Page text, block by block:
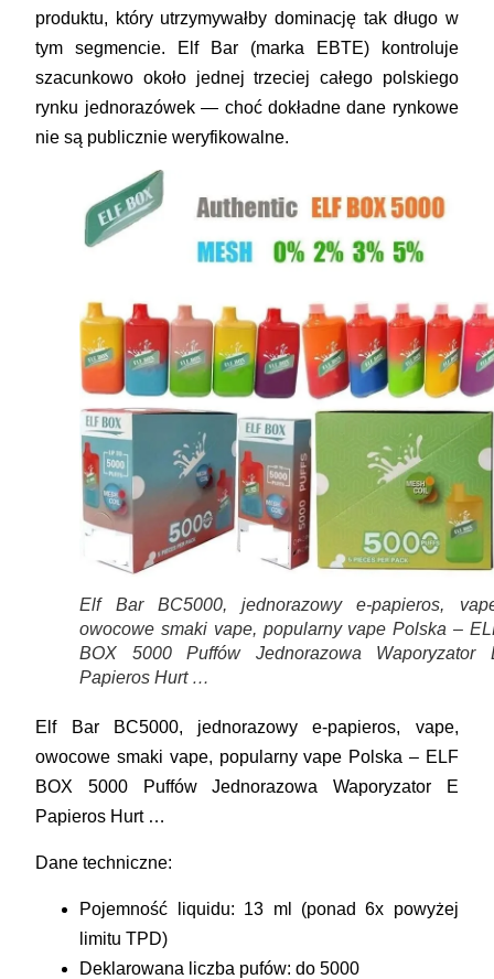
produktu, który utrzymywałby dominację tak długo w
tym segmencie. Elf Bar (marka EBTE) kontroluje
szacunkowo około jednej trzeciej całego polskiego
rynku jednorazówek — choć dokładne dane rynkowe
nie są publicznie weryfikowalne.
Elf Bar BC5000, jednorazowy e-papieros,
owocowe smaki vape, popularny vape Polska –
BOX 5000 Puffów Jednorazowa Waporyzator
Papieros Hurt …
Elf Bar BC5000, jednorazowy e-papieros, vape,
owocowe smaki vape, popularny vape Polska – ELF
BOX 5000 Puffów Jednorazowa Waporyzator E
Papieros Hurt …
Dane techniczne:
Pojemność liquidu: 13 ml (ponad 6x powyżej
limitu TPD)
Deklarowana liczba pufów: do 5000